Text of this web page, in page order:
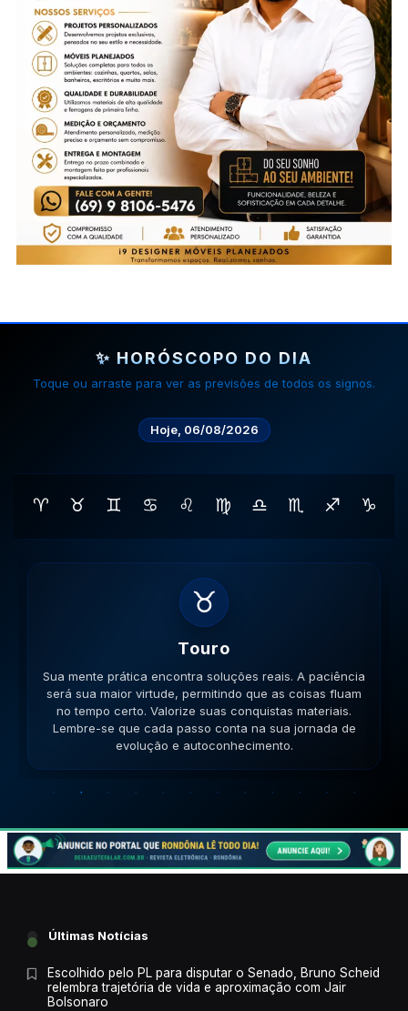
✨ HORÓSCOPO DO DIA
Toque ou arraste para ver as previsões de todos os signos.
Hoje, 06/08/2026
♈ ♉ ♊ ♋ ♌ ♍ ♎ ♏ ♐ ♑
♊
Gemeos
Sua lógica é impecável hoje. A versatilidade é seu
ponto forte; use-a para resolver impasses de forma
criativa. Esteja aberto a novas ideias. Lembre-se que
cada passo conta na sua jornada de evolução e
autoconhecimento.
Últimas Notícias
Escolhido pelo PL para disputar o Senado, Bruno Scheid
relembra trajetória de vida e aproximação com Jair
Bolsonaro